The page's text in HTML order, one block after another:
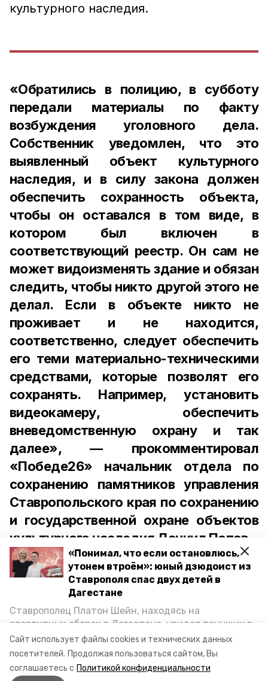
Сайт использует файлы cookies и технических данных
посетителей. Продолжая пользоваться сайтом, Вы
соглашаетесь с Политикой конфиденциальности
«Понимал, что если остановлюсь,
утонем втроём»: юный дзюдоист из
Ставрополя спас двух детей в
Дагестане
Ставрополец Платон Шейн, находясь на
спортивных сборах в Дегестане, увидел тонущих в
Каспийском море детей и бросился на помощь. По
возвращении домой, отважного мальчика
пригласили в министерство образования края и
наградили. Корреспондент «Победы26» пообщался
культурного наследия.
«Обратились в полицию, в субботу
передали материалы по факту
возбуждения уголовного дела.
Собственник уведомлен, что это
выявленный объект культурного
наследия, и в силу закона должен
обеспечить сохранность объекта,
чтобы он оставался в том виде, в
котором был включен в
соответствующий реестр. Он сам не
может видоизменять здание и обязан
следить, чтобы никто другой этого не
делал. Если в объекте никто не
проживает и не находится,
соответственно, следует обеспечить
его теми материально-техническими
средствами, которые позволят его
сохранять. Например, установить
видеокамеру, обеспечить
вневедомственную охрану и так
далее», — прокомментировал
«Победе26» начальник отдела по
сохранению памятников управления
Ставропольского края по сохранению
и государственной охране объектов
культурного наследия Даниил Попов.
В факте исчезновения балконов
усматриваются признаки преступления,
предусмотренного статьёй об
уничтожении и повреждении объектов
культурного наследия.